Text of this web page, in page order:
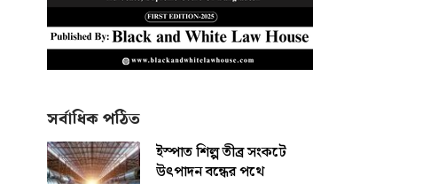
সর্বাধিক পঠিত
ইস্পাত শিল্প তীব্র সংকটে
উৎপাদন বন্ধের পথে